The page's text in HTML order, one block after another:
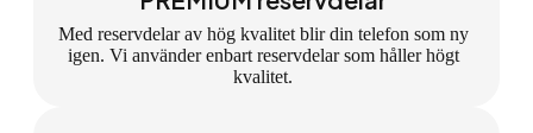
Med reservdelar av hög kvalitet blir din telefon som ny
igen. Vi använder enbart reservdelar som håller högt
kvalitet.